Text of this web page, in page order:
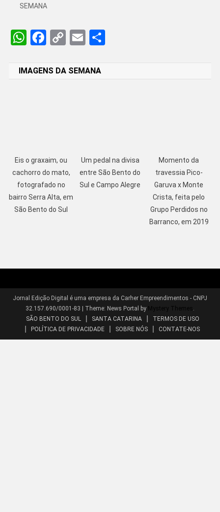
SEMANA
WhatsApp
Facebook
CopyEmailShare
IMAGENS DA SEMANA
Eis o graxaim, ou
cachorro do mato,
fotografado no
bairro Serra Alta, em
São Bento do Sul
Um pedal na divisa
entre São Bento do
Sul e Campo Alegre
Momento da
travessia Pico-
Garuva x Monte
Crista, feita pelo
Grupo Perdidos no
Barranco, em 2019
Jornal Edição Digital é uma empresa da Carher Empreendimentos - CNPJ
32.157.690/0001-83
Theme: News Portal by Mystery Themes .
SÃO BENTO DO SUL
SANTA CATARINA
TERMOS DE USO
POLÍTICA DE PRIVACIDADE
SOBRE NÓS CONTATE-NOS